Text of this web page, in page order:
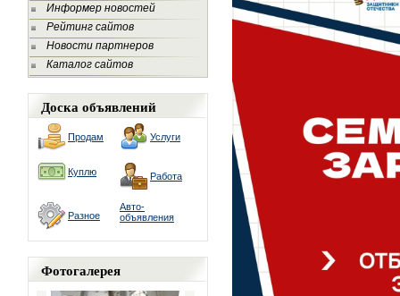
Информер новостей
Рейтинг сайтов
Новости партнеров
Каталог сайтов
Доска объявлений
Продам Услуги
Куплю Работа
Разное
Авто-
объявления
Фотогалерея